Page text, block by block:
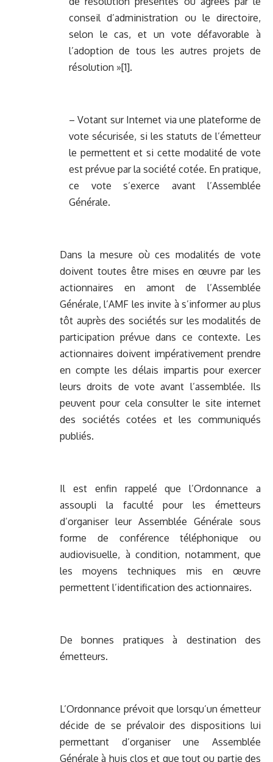
conseil d’administration ou le directoire,
selon le cas, et un vote défavorable à
l’adoption de tous les autres projets de
résolution »[1].
– Votant sur Internet via une plateforme de
vote sécurisée, si les statuts de l’émetteur
le permettent et si cette modalité de vote
est prévue par la société cotée. En pratique,
ce vote s’exerce avant l’Assemblée
Générale.
Dans la mesure où ces modalités de vote
doivent toutes être mises en œuvre par les
actionnaires en amont de l’Assemblée
Générale, l’AMF les invite à s’informer au plus
tôt auprès des sociétés sur les modalités de
participation prévue dans ce contexte. Les
actionnaires doivent impérativement prendre
en compte les délais impartis pour exercer
leurs droits de vote avant l’assemblée. Ils
peuvent pour cela consulter le site internet
des sociétés cotées et les communiqués
publiés.
Il est enfin rappelé que l’Ordonnance a
assoupli la faculté pour les émetteurs
d’organiser leur Assemblée Générale sous
forme de conférence téléphonique ou
audiovisuelle, à condition, notamment, que
les moyens techniques mis en œuvre
permettent l’identification des actionnaires.
De bonnes pratiques à destination des
émetteurs.
L’Ordonnance prévoit que lorsqu’un émetteur
décide de se prévaloir des dispositions lui
permettant d’organiser une Assemblée
Générale à huis clos et que tout ou partie des